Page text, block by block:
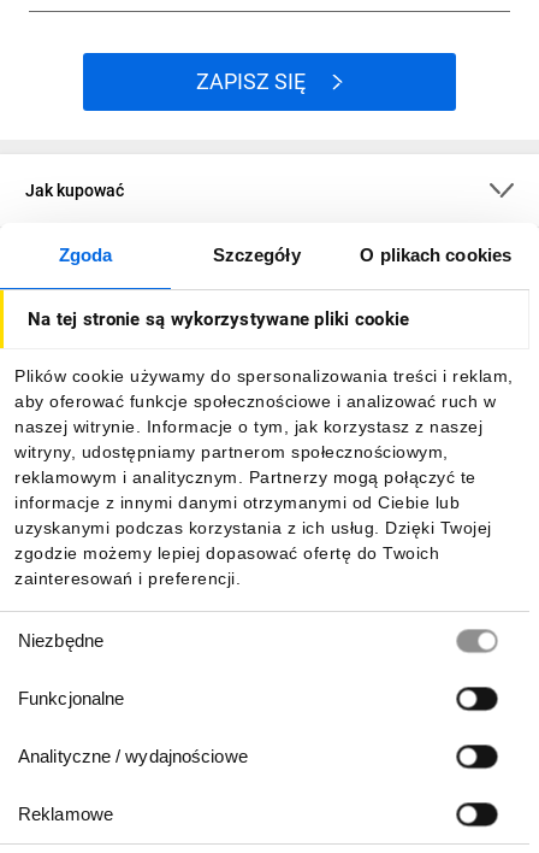
Zgoda Szczegóły O plikach cookies
Na tej stronie są wykorzystywane pliki cookie
Plików cookie używamy do spersonalizowania treści i reklam,
aby oferować funkcje społecznościowe i analizować ruch w
naszej witrynie. Informacje o tym, jak korzystasz z naszej
witryny, udostępniamy partnerom społecznościowym,
reklamowym i analitycznym. Partnerzy mogą połączyć te
informacje z innymi danymi otrzymanymi od Ciebie lub
uzyskanymi podczas korzystania z ich usług. Dzięki Twojej
zgodzie możemy lepiej dopasować ofertę do Twoich
zainteresowań i preferencji.
zgody
Niezbędne
Funkcjonalne
Analityczne / wydajnościowe
Reklamowe
ZAPISZ SIĘ
Jak kupować
O firmie
Informacje
Pobierz naszą aplikację mobilną: